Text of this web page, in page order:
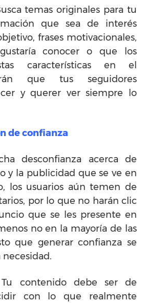
temas originales para tu
que sea de interés
frases motivacionales,
conocer o que los
características en el
que tus seguidores
y querer ver siempre lo
de confianza
desconfianza acerca de
y la publicidad que se ve en
los usuarios aún temen de
por lo que no harán clic
que se les presente en
no en la mayoría de las
que generar confianza se
contenido debe ser de
con lo que realmente